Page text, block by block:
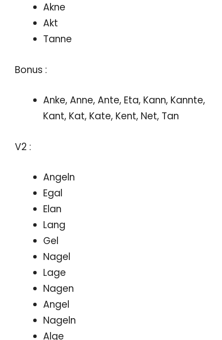
Akne
Akt
Tanne
Bonus :
Anke, Anne, Ante, Eta, Kann, Kannte,
Kant, Kat, Kate, Kent, Net, Tan
V2 :
Angeln
Egal
Elan
Lang
Gel
Nagel
Lage
Nagen
Angel
Nageln
Alge